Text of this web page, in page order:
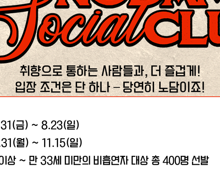
취향으로 통하는 사람들과, 더 즐겁게!
입장 조건은 단 하나 – 당연히 노담이죠!
금) ~ 8.23(일)
월) ~ 11.15(일)
상 ~ 만 33세 미만의 비흡연자 대상 총 400명 선발